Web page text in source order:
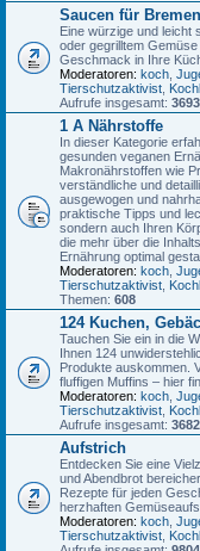
Saucen für
Eine würzige und leicht
oder gegrilltem
Geschmack in Ihre
Moderatoren: koch
Tierschutzaktivist
Aufrufe insgesamt:
1 A Nährstoffe
In dieser Kategorie
gesunden veganen
Makronährstoffen wie
verständliche und
ausgewogen und
praktische Tipps und
sondern auch Ihren
die mehr über die
Ernährung optimal
Moderatoren: koch
Tierschutzaktivist
Themen: 608
124 Kuchen,
Tauchen Sie ein in die
Ihnen 124
Produkte auskommen.
fluffigen Muffins – hier
Moderatoren: koch
Tierschutzaktivist
Aufrufe insgesamt:
Aufstrich
Entdecken Sie eine
und Abendbrot
Rezepte für jeden
herzhaften
Moderatoren: koch
Tierschutzaktivist